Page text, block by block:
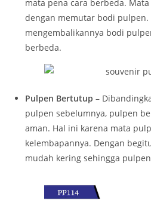
mata pena cara berbeda.
dengan memutar bodi
mengembalikannya bodi
berbeda.
Pulpen Bertutup–
pulpen sebelumnya, pulpen
aman. Hal ini karena mata
kelembapannya. Dengan
mudah kering sehingga